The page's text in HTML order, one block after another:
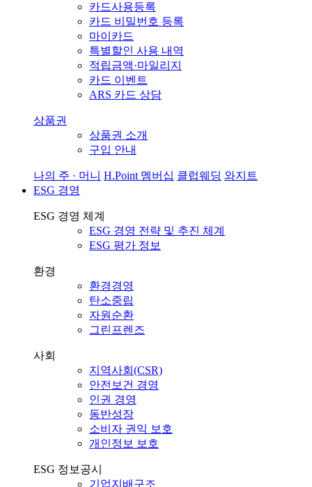
카드사용등록
카드 비밀번호 등록
마이카드
특별할인 사용 내역
적립금액·마일리지
카드 이벤트
ARS 카드 상담
상품권
상품권 소개
구입 안내
나의 주 · 머니 H.Point 멤버십 클럽웨딩 와지트
ESG 경영
ESG 경영 체계
ESG 경영 전략 및 추진 체계
ESG 평가 정보
환경
환경경영
탄소중립
자원순환
그린프렌즈
사회
지역사회(CSR)
안전보건 경영
인권 경영
동반성장
소비자 권익 보호
개인정보 보호
ESG 정보공시
기업지배구조